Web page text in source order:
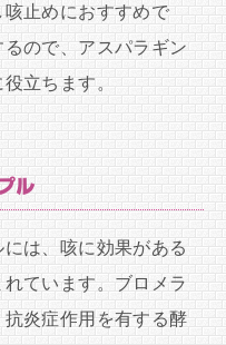
止めにおすすめで
ので、アスパラギン
立ちます。
ル
は、咳に効果がある
ています。ブロメラ
炎症作用を有する酵